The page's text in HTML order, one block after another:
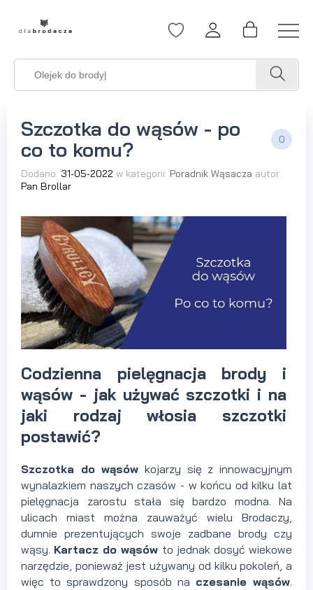
Szczotka do wąsów - po
co to komu?
0
Dodano: 31-05-2022 w kategorii: Poradnik Wąsacza autor:
Pan Brollar
Codzienna pielęgnacja brody i
wąsów - jak używać szczotki i na
jaki rodzaj włosia szczotki
postawić?
Szczotka do wąsów kojarzy się z innowacyjnym
wynalazkiem naszych czasów - w końcu od kilku lat
pielęgnacja zarostu stała się bardzo modna. Na
ulicach miast można zauważyć wielu Brodaczy,
dumnie prezentujących swoje zadbane brody czy
wąsy. Kartacz do wąsów to jednak dosyć wiekowe
narzędzie, ponieważ jest używany od kilku pokoleń, a
więc to sprawdzony sposób na czesanie wąsów.